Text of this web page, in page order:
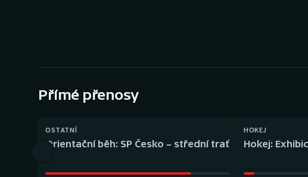
Gymnastika
Přímé přenosy
OSTATNÍ
Orientační běh: SP Česko – střední trať
HOKEJ
Hokej: